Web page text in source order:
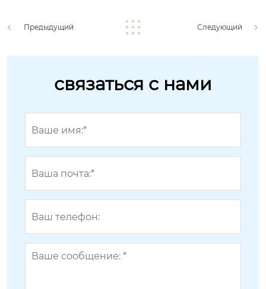
Предыдущий Следующий
связаться с нами